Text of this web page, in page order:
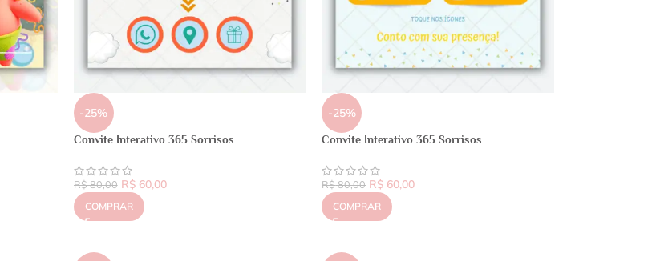
-25%
Convite Interativo 365 Sorrisos
R$80,00 R$60,00
COMPRAR
-25%
Convite Interativo 365 Sorrisos
R$80,00 R$ 60,00
COMPRAR